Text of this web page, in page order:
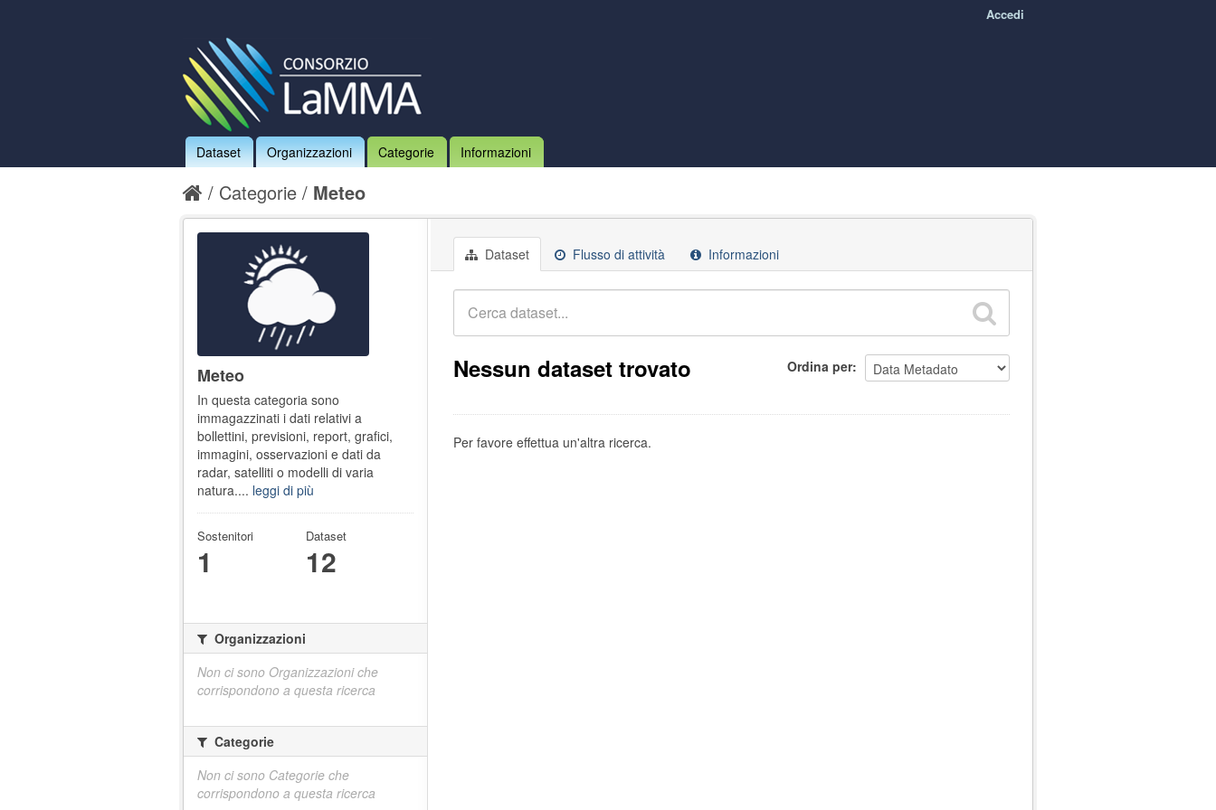
Accedi
Dataset Organizzazioni Categorie Informazioni
Categorie Meteo
Dataset Flusso di attività Informazioni
Ordina per
Nessun dataset trovato
Per favore effettua un'altra ricerca.
Meteo
In questa categoria sono
immagazzinati i dati relativi a
bollettini, previsioni, report, grafici,
immagini, osservazioni e dati da
radar, satelliti o modelli di varia
natura.... leggi di più
Sostenitori
1
Dataset
12
Organizzazioni
Non ci sono Organizzazioni che
corrispondono a questa ricerca
Categorie
Non ci sono Categorie che
corrispondono a questa ricerca